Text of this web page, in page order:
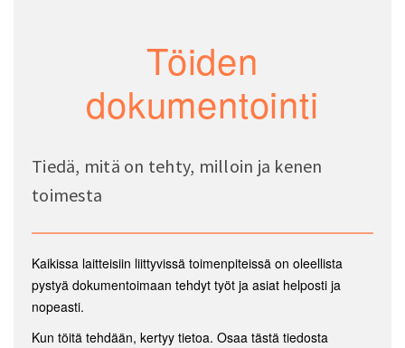
Töiden
dokumentointi
Tiedä, mitä on tehty, milloin ja kenen
toimesta
Kaikissa laitteisiin liittyvissä toimenpiteissä on oleellista
pystyä dokumentoimaan tehdyt työt ja asiat helposti ja
nopeasti.
Kun töitä tehdään, kertyy tietoa. Osaa tästä tiedosta